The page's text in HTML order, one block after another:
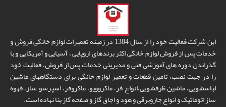
این شرکت فعالیت خود را از سال 1384 در زمینه تعمیرات لوازم خانگی فروش و
خدمات پس از فروش لوازم خانگی اکثر برندهای اروپایی ، آسیایی و آمریکایی و با
گذراندن دوره های آموزشی فنی و مدیریتی خدمات پس از فروش، فعالیت خود
را در جهت نصب، تامین قطعات و تعمیر لوازم خانگی برای دستگاههای ماشین
لباسشویی، ماشین ظرفشویی،انواع فر، ماکروویو، ماکروفر، اسپرسو ساز، قهوه
ساز اتوماتیک و انواع جاروبرقی و هود و اجاق گاز و صفحه گاز بنا نهاده است.